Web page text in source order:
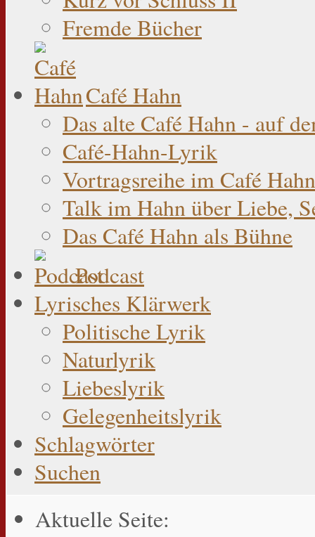
Fremde Bücher
Café Hahn
Das alte Café Hahn - auf
Café-Hahn-Lyrik
Vortragsreihe im Café
Talk im Hahn über Liebe,
Das Café Hahn als Bühne
Podcast
Lyrisches Klärwerk
Politische Lyrik
Naturlyrik
Liebeslyrik
Gelegenheitslyrik
Schlagwörter
Suchen
Aktuelle Seite: